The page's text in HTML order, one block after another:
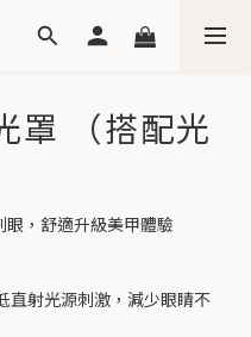
罩 （搭配光
，舒適升級美甲體驗
直射光源刺激，減少眼睛不